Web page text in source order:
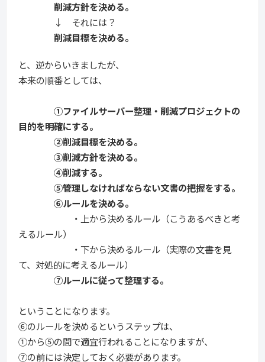
削減方針を決める。
↓ それには？
削減目標を決める。
と、逆からいきましたが、
本来の順番としては、
①ファイルサーバー整理・削減プロジェクトの
目的を明確にする。
②削減目標を決める。
③削減方針を決める。
④削減する。
⑤管理しなければならない文書の把握をする。
⑥ルールを決める。
・上から決めるルール（こうあるべきと考
えるルール）
・下から決めるルール（実際の文書を見
て、対処的に考えるルール）
⑦ルールに従って整理する。
ということになります。
⑥のルールを決めるというステップは、
①から⑤の間で適宜行われることになりますが、
⑦の前には決定しておく必要があります。